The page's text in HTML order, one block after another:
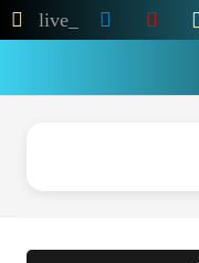
live_tv